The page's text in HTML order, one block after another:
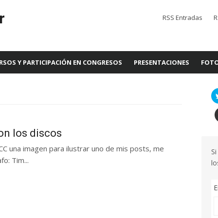
RSS Entradas
Y PARTICIPACIÓN EN CONGRESOS PRESENTACIONES
los discos
una imagen para ilustrar uno de mis posts, me
Tim...